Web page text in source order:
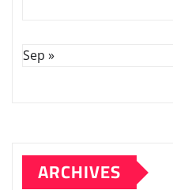
Sep »
ARCHIVES